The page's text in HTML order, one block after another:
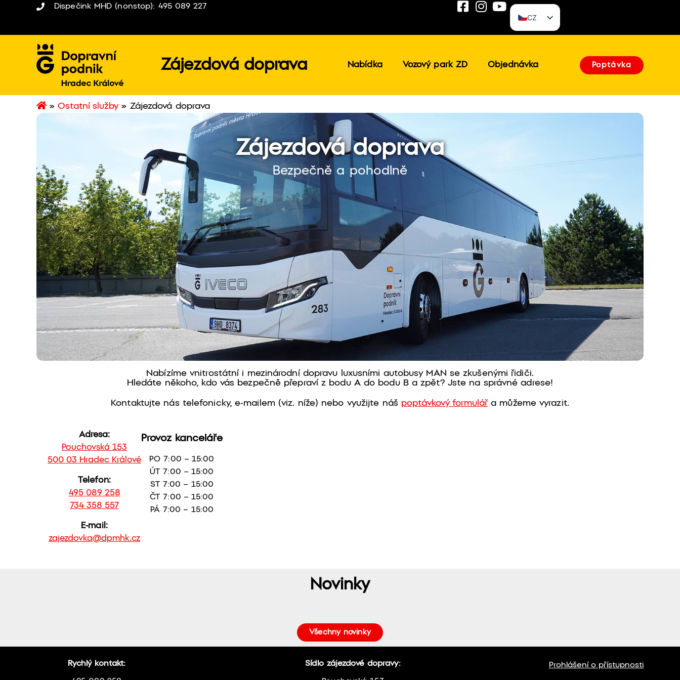
Dispečink MHD (nonstop): 495 089 227
CZ
EN
Zájezdová doprava Nabídka Vozový park ZD Objednávka Poptávka
»Ostatní služby» Zájezdová doprava
Zájezdová doprava
Bezpečně a pohodlně
Nabízíme vnitrostátní i mezinárodní dopravu luxusními autobusy MAN se zkušenými řidiči.
Hledáte někoho, kdo vás bezpečně přepraví z bodu A do bodu B a zpět? Jste na správné adrese!
Kontaktujte nás telefonicky, e-mailem (viz. níže) nebo využijte náš poptávkový formulářa můžeme vyrazit.
Adresa:
Pouchovská 153
500 03 Hradec Králové
Telefon:
495 089 258
734 358 557
E-mail:
zajezdovka@dpmhk.cz
Provoz kanceláře
PO 7:00 – 15:00
ÚT 7:00 – 15:00
ST 7:00 – 15:00
ČT 7:00 – 15:00
PÁ 7:00 – 15:00
Novinky
Všechny novinky
Rychlý kontakt: Sídlo zájezdové dopravy: Prohlášení o přístupnosti